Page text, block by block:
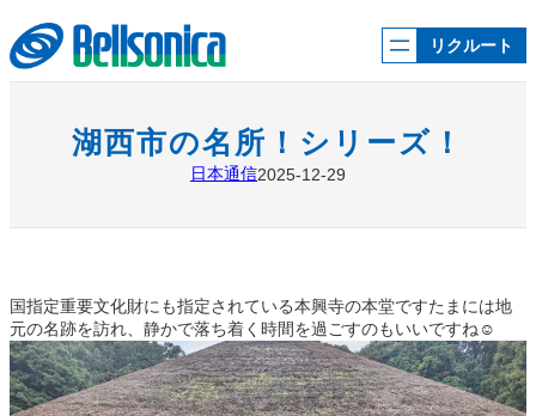
容
を
ス
リクルート
湖西市の名所！シリーズ！
日本通信2025-12-29
国指定重要文化財にも指定されている本興寺の本堂ですたまには地
元の名跡を訪れ、静かで落ち着く時間を過ごすのもいいですね☺